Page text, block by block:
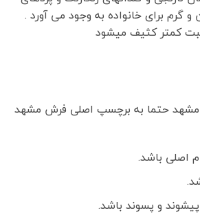
گرم برای خانواده به وجود می آورد .
کمتر کثیف میشود
حتما به برچسپ اصلی فرش مشهد
اصلی باشد.
و پسوند باشد.